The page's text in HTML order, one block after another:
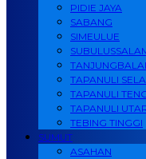
PIDIE JAYA
SABANG
SIMEULUE
TANJUNGBALAI
TAPANULI
TAPANULI
TAPANULI
TEBING TINGGI
SUMUT
ASAHAN